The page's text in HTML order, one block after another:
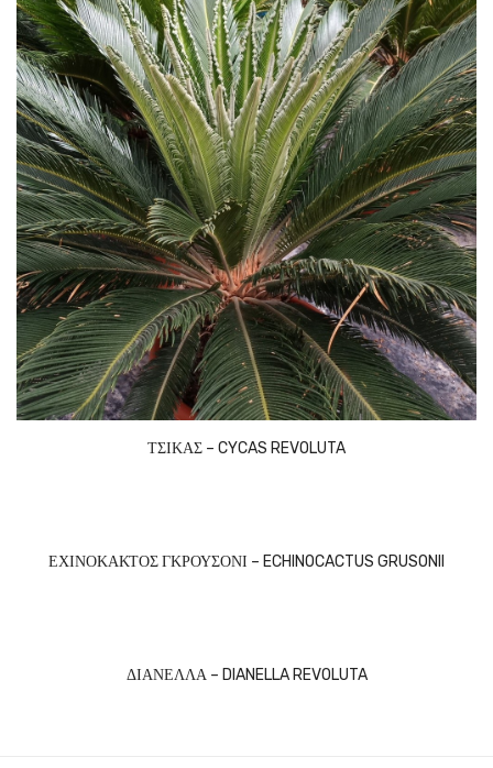
ΤΣΙΚΑΣ – CYCAS REVOLUTA
ΕΧΙΝΟΚΑΚΤΟΣ ΓΚΡΟΥΣΟΝΙ – ECHINOCACTUS GRUSONII
ΔΙΑΝΕΛΛΑ – DIANELLA REVOLUTA